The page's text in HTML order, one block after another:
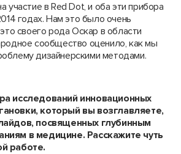
участие в Red Dot, и оба эти прибора
годах. Нам это было очень
своего рода Оскар в области
сообщество оценило, как мы
дизайнерскими методами.
исследований инновационных
который вы возглавляете,
посвященных глубинным
в медицине. Расскажите чуть
работе.